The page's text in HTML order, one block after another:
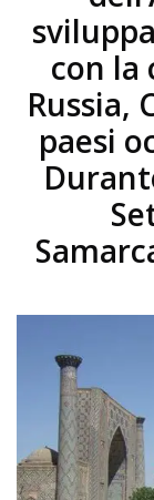
con la
Russia,
paesi